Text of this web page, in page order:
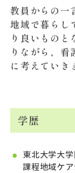
教員からの一
地域で暮らし
り良いもの
りながら、
に考えていき
学歴
東北大学大
課程地域ケ